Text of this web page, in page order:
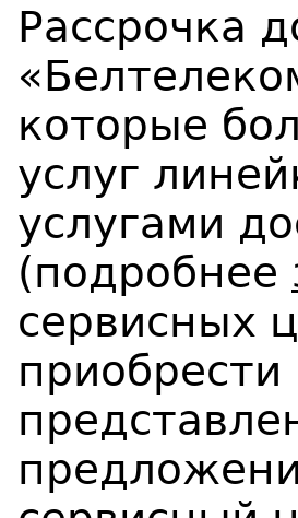
Рассрочка
которые
услуг
услугами
(подробнее
сервисных